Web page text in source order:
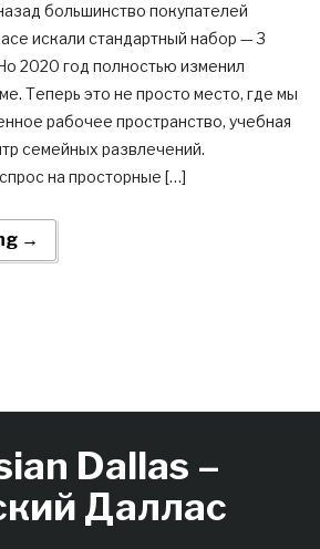
большинство покупателей
искали стандартный набор — 3
2020 год полностью изменил
Теперь это не просто место, где мы
рабочее пространство, учебная
семейных развлечений.
на просторные […]
→
Dallas –
Даллас